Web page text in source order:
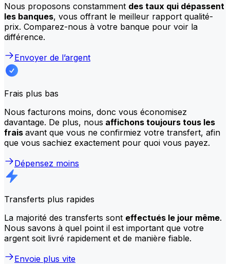
Nous proposons constamment des taux qui dépassent
les banques, vous offrant le meilleur rapport qualité-
prix. Comparez-nous à votre banque pour voir la
différence.
Envoyer de l’argent
Frais plus bas
Nous facturons moins, donc vous économisez
davantage. De plus, nous affichons toujours tous les
frais avant que vous ne confirmiez votre transfert, afin
que vous sachiez exactement pour quoi vous payez.
Dépensez moins
Transferts plus rapides
La majorité des transferts sont effectués le jour même.
Nous savons à quel point il est important que votre
argent soit livré rapidement et de manière fiable.
Envoie plus vite